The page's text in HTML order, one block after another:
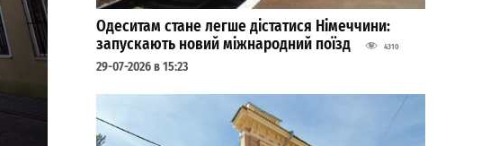
Одеситам стане легше дістатися Німеччини:
запускають новий міжнародний поїзд
4310
29-07-2026 в 15:23